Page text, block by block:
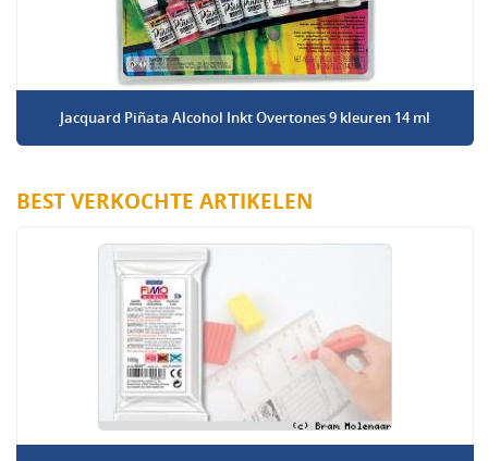
Jacquard Piñata Alcohol Inkt Overtones 9 kleuren 14 ml
BEST VERKOCHTE ARTIKELEN